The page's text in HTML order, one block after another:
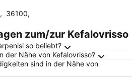
, 36100,
zum/zur Kefalovrisso
so beliebt?
der Nähe von Kefalovrisso?
sind in der Nähe von